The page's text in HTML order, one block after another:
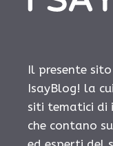
Il presente
IsayBlog! la
siti tematici di
che contano